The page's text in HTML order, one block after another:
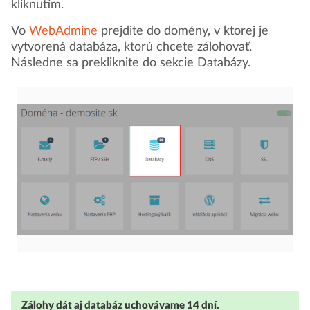
kliknutím.
Vo WebAdmine prejdite do domény, v ktorej je
vytvorená databáza, ktorú chcete zálohovať.
Následne sa prekliknite do sekcie Databázy.
Zálohy dát aj databáz uchovávame 14 dní.